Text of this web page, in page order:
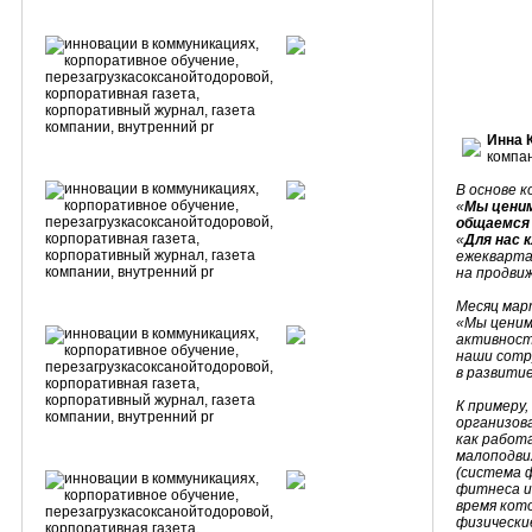
Инна
В основе
«Мы
«Для нас
на
Месяц
«Мы
наши
в
К
как
(система
фитнеса
время